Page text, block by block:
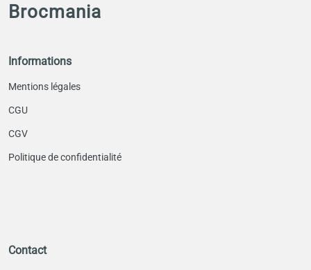
Brocmania
Informations
Mentions légales
CGU
CGV
Politique de confidentialité
Contact